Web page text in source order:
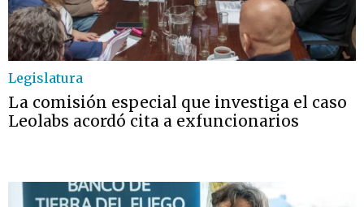
Legislatura
La comisión especial que investiga el caso
Leolabs acordó cita a exfuncionarios